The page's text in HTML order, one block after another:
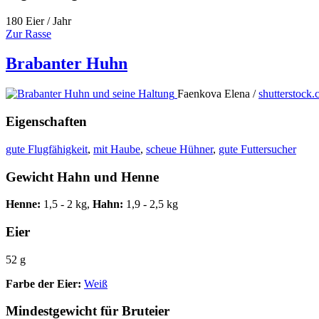
180 Eier / Jahr
Zur Rasse
Brabanter Huhn
Faenkova Elena /
Eigenschaften
gute Flugfähigkeit, mit Haube, scheue Hühner, gute Futtersucher
Gewicht Hahn und Henne
Henne: 1,5 - 2 kg, Hahn: 1,9 - 2,5 kg
Eier
52 g
Farbe der Eier: Weiß
Mindestgewicht für Bruteier